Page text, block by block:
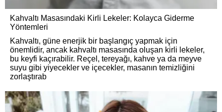
Kahvaltı Masasındaki Kirli Lekeler: Kolayca Giderme
Yöntemleri
Kahvaltı, güne enerjik bir başlangıç yapmak için
önemlidir, ancak kahvaltı masasında oluşan kirli lekeler,
bu keyfi kaçırabilir. Reçel, tereyağı, kahve ya da meyve
suyu gibi yiyecekler ve içecekler, masanın temizliğini
zorlaştırab